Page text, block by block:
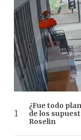
¿Fue todo
de los
Roselin